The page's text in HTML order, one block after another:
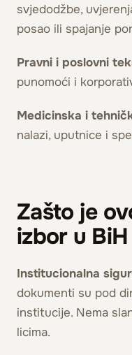
svjedodžbe,
posao ili spajanje
Pravni i poslovni
punomoći i
Medicinska i
nalazi, uputnice i
Zašto je
izbor u BiH
Institucionalna
dokumenti su pod
institucije. Nema
licima.